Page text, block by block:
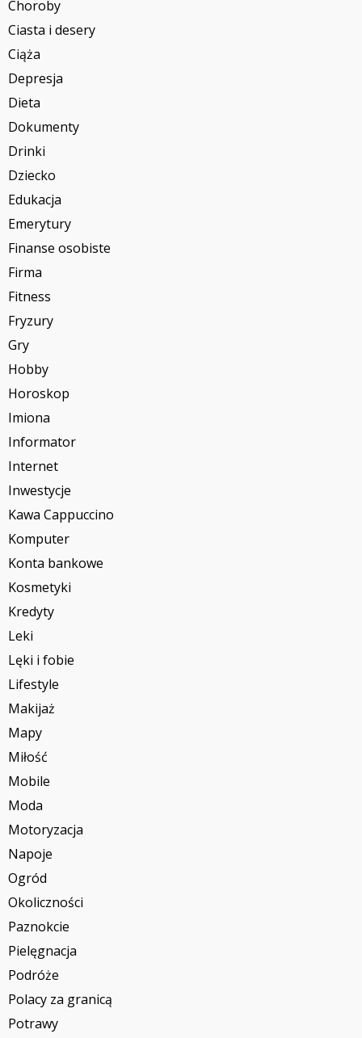
Choroby
Ciasta i desery
Ciąża
Depresja
Dieta
Dokumenty
Drinki
Dziecko
Edukacja
Emerytury
Finanse osobiste
Firma
Fitness
Fryzury
Gry
Hobby
Horoskop
Imiona
Informator
Internet
Inwestycje
Kawa Cappuccino
Komputer
Konta bankowe
Kosmetyki
Kredyty
Leki
Lęki i fobie
Lifestyle
Makijaż
Mapy
Miłość
Mobile
Moda
Motoryzacja
Napoje
Ogród
Okoliczności
Paznokcie
Pielęgnacja
Podróże
Polacy za granicą
Potrawy